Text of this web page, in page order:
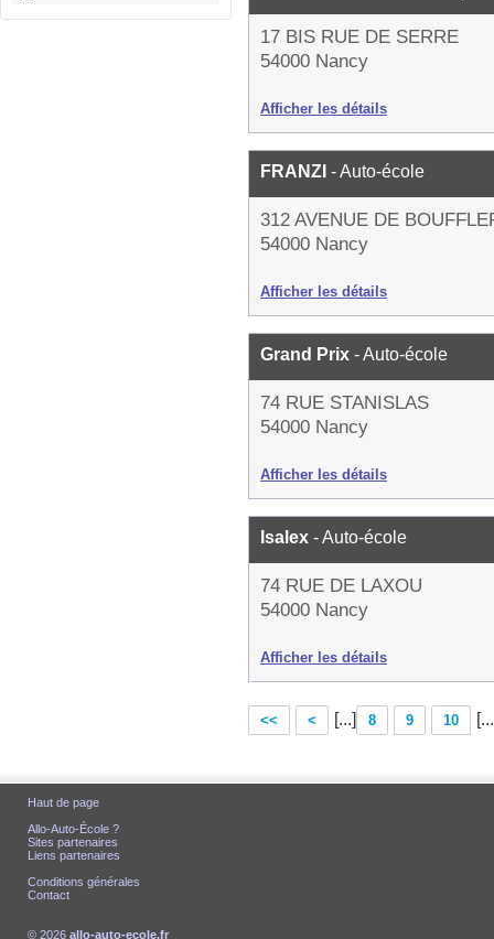
17 BIS RUE DE SERRE
54000 Nancy
Afficher les détails
FRANZI - Auto-école
312 AVENUE DE
54000 Nancy
Afficher les détails
Grand Prix - Auto-école
74 RUE STANISLAS
54000 Nancy
Afficher les détails
Isalex - Auto-école
74 RUE DE LAXOU
54000 Nancy
Afficher les détails
<< < [...] 8 9 10
Haut de page
Allo-Auto-École ?
Sites partenaires
Liens partenaires
Conditions générales
Contact
© 2026 allo-auto-ecole.fr